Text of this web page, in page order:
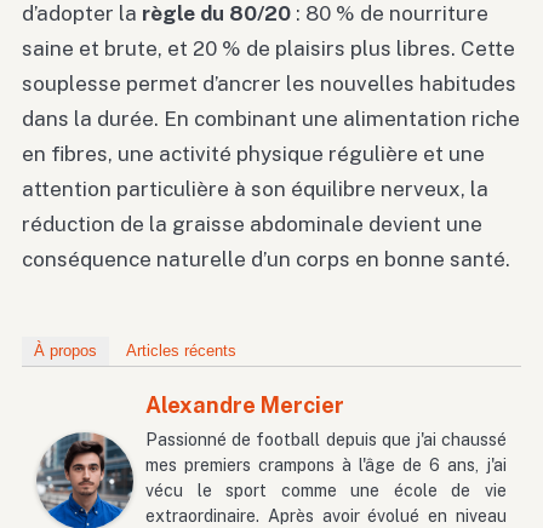
d’adopter la règle du 80/20 : 80 % de nourriture
saine et brute, et 20 % de plaisirs plus libres. Cette
souplesse permet d’ancrer les nouvelles habitudes
dans la durée. En combinant une alimentation riche
en fibres, une activité physique régulière et une
attention particulière à son équilibre nerveux, la
réduction de la graisse abdominale devient une
conséquence naturelle d’un corps en bonne santé.
À propos Articles récents
Alexandre Mercier
Passionné de football depuis que j'ai chaussé
mes premiers crampons à l'âge de 6 ans, j'ai
vécu le sport comme une école de vie
extraordinaire. Après avoir évolué en niveau